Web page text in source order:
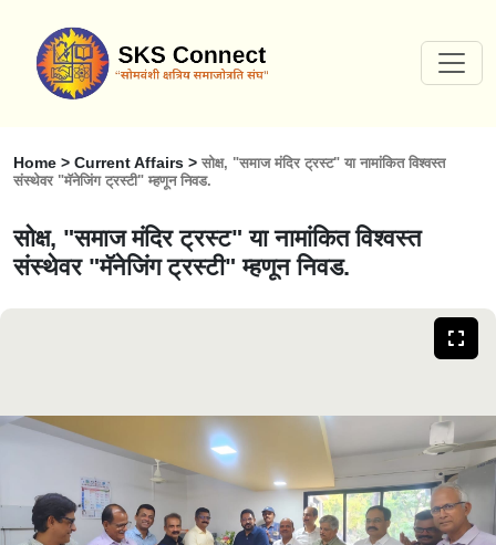
Home > Current Affairs > सोक्ष, "समाज मंदिर ट्रस्ट" या नामांकित विश्वस्त
संस्थेवर "मॅनेजिंग ट्रस्टी" म्हणून निवड.
सोक्ष, "समाज मंदिर ट्रस्ट" या नामांकित विश्वस्त
संस्थेवर "मॅनेजिंग ट्रस्टी" म्हणून निवड.